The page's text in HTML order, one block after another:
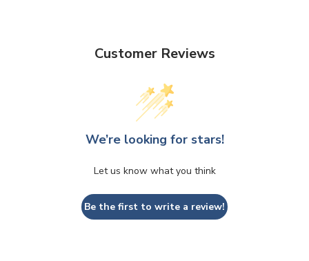
Customer Reviews
We’re looking for stars!
Let us know what you think
Be the first to write a review!